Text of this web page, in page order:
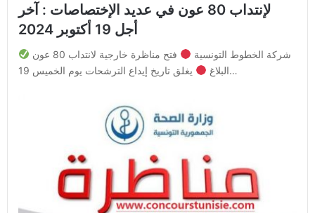
لإنتداب 80 عون في عديد الإختصاصات : آخر
أجل 19 أكتوبر 2024
شركة الخطوط التونسية
فتح مناظرة خارجية لانتداب 80 عون
البلاغيغلق تاريخ إيداع الترشحات يوم الخميس 19…